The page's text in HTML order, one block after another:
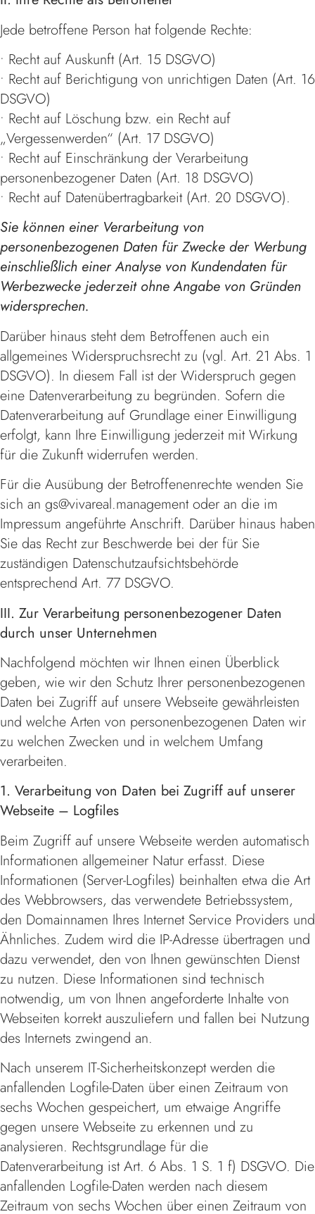
Jede betroffene Person hat folgende Rechte:
• Recht auf Auskunft (Art. 15 DSGVO)
• Recht auf Berichtigung von unrichtigen Daten (Art. 16
DSGVO)
• Recht auf Löschung bzw. ein Recht auf
„Vergessenwerden“ (Art. 17 DSGVO)
• Recht auf Einschränkung der Verarbeitung
personenbezogener Daten (Art. 18 DSGVO)
• Recht auf Datenübertragbarkeit (Art. 20 DSGVO).
Sie können einer Verarbeitung von
personenbezogenen Daten für Zwecke der Werbung
einschließlich einer Analyse von Kundendaten für
Werbezwecke jederzeit ohne Angabe von Gründen
widersprechen.
Darüber hinaus steht dem Betroffenen auch ein
allgemeines Widerspruchsrecht zu (vgl. Art. 21 Abs. 1
DSGVO). In diesem Fall ist der Widerspruch gegen
eine Datenverarbeitung zu begründen. Sofern die
Datenverarbeitung auf Grundlage einer Einwilligung
erfolgt, kann Ihre Einwilligung jederzeit mit Wirkung
für die Zukunft widerrufen werden.
Für die Ausübung der Betroffenenrechte wenden Sie
sich an gs@vivareal.management oder an die im
Impressum angeführte Anschrift. Darüber hinaus haben
Sie das Recht zur Beschwerde bei der für Sie
zuständigen Datenschutzaufsichtsbehörde
entsprechend Art. 77 DSGVO.
III. Zur Verarbeitung personenbezogener Daten
durch unser Unternehmen
Nachfolgend möchten wir Ihnen einen Überblick
geben, wie wir den Schutz Ihrer personenbezogenen
Daten bei Zugriff auf unsere Webseite gewährleisten
und welche Arten von personenbezogenen Daten wir
zu welchen Zwecken und in welchem Umfang
verarbeiten.
1. Verarbeitung von Daten bei Zugriff auf unserer
Webseite – Logfiles
Beim Zugriff auf unsere Webseite werden automatisch
Informationen allgemeiner Natur erfasst. Diese
Informationen (Server-Logfiles) beinhalten etwa die Art
des Webbrowsers, das verwendete Betriebssystem,
den Domainnamen Ihres Internet Service Providers und
Ähnliches. Zudem wird die IP-Adresse übertragen und
dazu verwendet, den von Ihnen gewünschten Dienst
zu nutzen. Diese Informationen sind technisch
notwendig, um von Ihnen angeforderte Inhalte von
Webseiten korrekt auszuliefern und fallen bei Nutzung
des Internets zwingend an.
Nach unserem IT-Sicherheitskonzept werden die
anfallenden Logfile-Daten über einen Zeitraum von
sechs Wochen gespeichert, um etwaige Angriffe
gegen unsere Webseite zu erkennen und zu
analysieren. Rechtsgrundlage für die
Datenverarbeitung ist Art. 6 Abs. 1 S. 1 f) DSGVO. Die
anfallenden Logfile-Daten werden nach diesem
Zeitraum von sechs Wochen über einen Zeitraum von